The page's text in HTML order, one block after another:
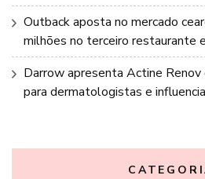
Outback aposta no mercado
milhões no terceiro restaurante
Darrow apresenta Actine
para dermatologistas e